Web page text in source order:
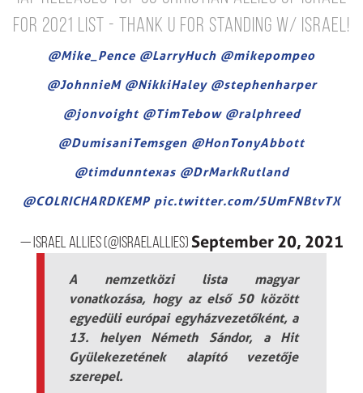
for 2021 List - Thank u for standing w/ Israel!
@Mike_Pence @LarryHuch @mikepompeo
@JohnnieM @NikkiHaley @stephenharper
@jonvoight @TimTebow @ralphreed
@DumisaniTemsgen @HonTonyAbbott
@timdunntexas @DrMarkRutland
@COLRICHARDKEMP pic.twitter.com/5UmFNBtvTX
— Israel Allies (@IsraelAllies) September 20, 2021
A nemzetközi lista magyar
vonatkozása, hogy az első 50 között
egyedüli európai egyházvezetőként, a
13. helyen Németh Sándor, a Hit
Gyülekezetének alapító vezetője
szerepel.